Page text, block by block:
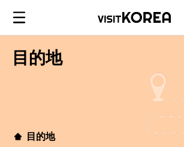
目的地
目的地